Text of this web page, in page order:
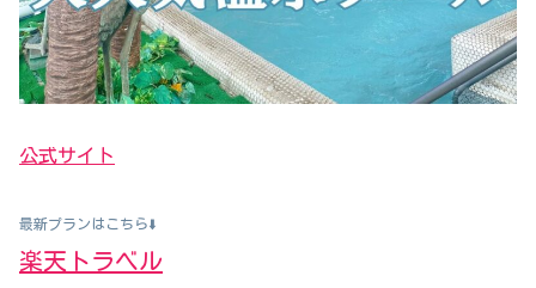
公式サイト
最新プランはこちら⬇️
楽天トラベル